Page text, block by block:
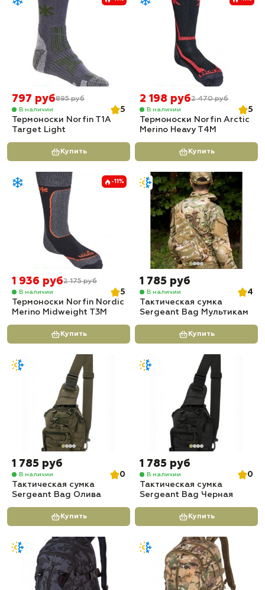
797 руб895 руб
В наличии
5
Термоноски Norfin T1A
Target Light
Купить
2 198 руб2 470 руб
В наличии
5
Термоноски Norfin Arctic
Merino Heavy T4M
Купить
-11%
1 936 руб2 175 руб
В наличии
5
Термоноски Norfin Nordic
Merino Midweight T3M
Купить
1 785 руб
В наличии
4
Тактическая сумка
Sergeant Bag Мультикам
Купить
1 785 руб
В наличии
0
Тактическая сумка
Sergeant Bag Олива
Купить
1 785 руб
В наличии
0
Тактическая сумка
Sergeant Bag Черная
Купить